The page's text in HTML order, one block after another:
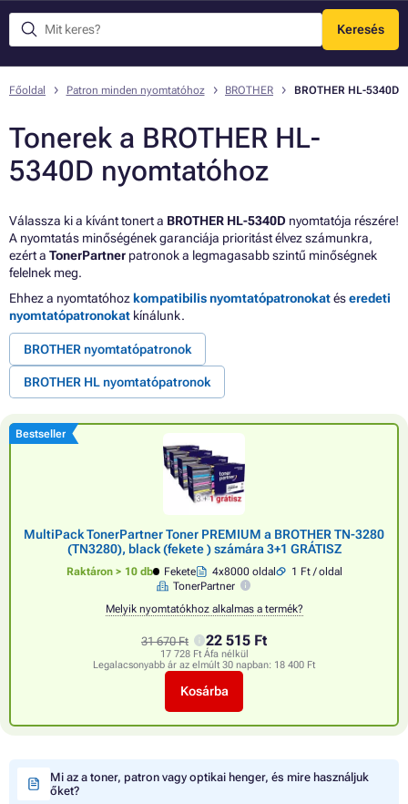
Keresés
Menü
Főoldal Patron minden nyomtatóhoz BROTHER BROTHER HL-5340D
Tonerek a BROTHER HL-
5340D nyomtatóhoz
Válassza ki a kívánt tonert a BROTHER HL-5340D nyomtatója részére!
A nyomtatás minőségének garanciája prioritást élvez számunkra,
ezért a TonerPartner patronok a legmagasabb szintű minőségnek
felelnek meg.
Ehhez a nyomtatóhoz kompatibilis nyomtatópatronokatéseredeti
nyomtatópatronokat kínálunk.
BROTHER nyomtatópatronok
BROTHER HL nyomtatópatronok
Bestseller
MultiPack TonerPartner Toner PREMIUM a BROTHER TN-3280
(TN3280), black (fekete ) számára 3+1 GRÁTISZ
Raktáron > 10 db Fekete 4x8000 oldal
1 Ft / oldal
TonerPartner
Melyik nyomtatókhoz alkalmas a termék?
31 670 Ft 22 515 Ft
17 728 Ft Áfa nélkül
Legalacsonyabb ár az elmúlt 30 napban: 18 400 Ft
Kosárba
Mi az a toner, patron vagy optikai henger, és mire használjuk
őket?